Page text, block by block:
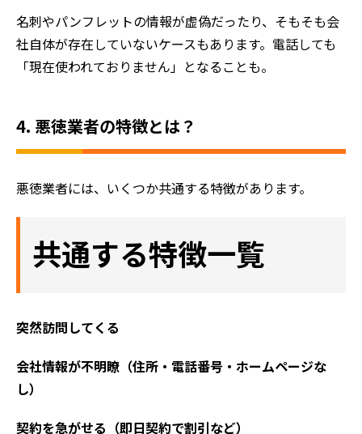
初めての方へ
選ばれる理由
名刺やパンフレットの情報が虚偽だったり、そもそも会
社自体が存在していないケースもあります。電話しても
「現在使われておりません」となることも。
4. 悪徳業者の特徴とは？
悪徳業者には、いくつか共通する特徴があります。
共通する特徴一覧
突然訪問してくる
会社情報が不明瞭（住所・電話番号・ホームページな
し）
契約を急がせる（即日契約で割引など）